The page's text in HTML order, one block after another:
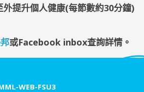
提升個人健康(每節數約30分鐘)
或Facebook inbox查詢詳情。
WEB-FSU3